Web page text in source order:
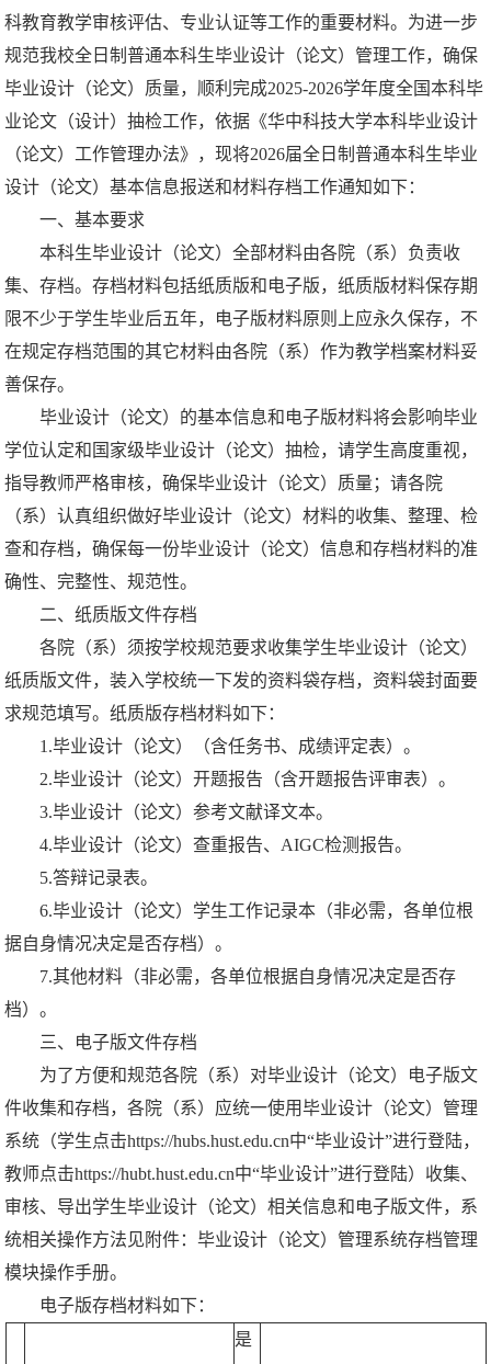
科教育教学审核评估、专业认证等工作的重要材料。为进一步
规范我校全日制普通本科生毕业设计（论文）管理工作，确保
毕业设计（论文）质量，顺利完成2025-2026学年度全国本科毕
业论文（设计）抽检工作，依据《华中科技大学本科毕业设计
（论文）工作管理办法》，现将2026届全日制普通本科生毕业
设计（论文）基本信息报送和材料存档工作通知如下：
一、基本要求
本科生毕业设计（论文）全部材料由各院（系）负责收
集、存档。存档材料包括纸质版和电子版，纸质版材料保存期
限不少于学生毕业后五年，电子版材料原则上应永久保存，不
在规定存档范围的其它材料由各院（系）作为教学档案材料妥
善保存。
毕业设计（论文）的基本信息和电子版材料将会影响毕业
学位认定和国家级毕业设计（论文）抽检，请学生高度重视，
指导教师严格审核，确保毕业设计（论文）质量；请各院
（系）认真组织做好毕业设计（论文）材料的收集、整理、检
查和存档，确保每一份毕业设计（论文）信息和存档材料的准
确性、完整性、规范性。
二、纸质版文件存档
各院（系）须按学校规范要求收集学生毕业设计（论文）
纸质版文件，装入学校统一下发的资料袋存档，资料袋封面要
求规范填写。纸质版存档材料如下：
1.毕业设计（论文）（含任务书、成绩评定表）。
2.毕业设计（论文）开题报告（含开题报告评审表）。
3.毕业设计（论文）参考文献译文本。
4.毕业设计（论文）查重报告、AIGC检测报告。
5.答辩记录表。
6.毕业设计（论文）学生工作记录本（非必需，各单位根
据自身情况决定是否存档）。
7.其他材料（非必需，各单位根据自身情况决定是否存
档）。
三、电子版文件存档
为了方便和规范各院（系）对毕业设计（论文）电子版文
件收集和存档，各院（系）应统一使用毕业设计（论文）管理
系统（学生点击https://hubs.hust.edu.cn中“毕业设计”进行登陆，
教师点击https://hubt.hust.edu.cn中“毕业设计”进行登陆）收集、
审核、导出学生毕业设计（论文）相关信息和电子版文件，系
统相关操作方法见附件：毕业设计（论文）管理系统存档管理
模块操作手册。
电子版存档材料如下：
是